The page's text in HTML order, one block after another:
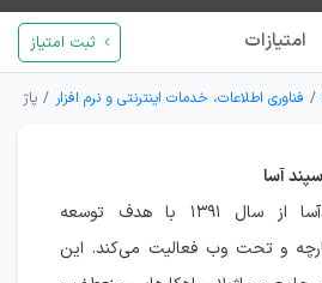
امتیازات ثبت امتیاز
فناوری اطلاعات، خدمات اینترنتی و نرم افزار پاژ
آسا
پاژ داده‌پردازان سپندآسا از سال ۱۳۹۱ با هدف توسعه
و تحت وب فعالیت می‌کند. این